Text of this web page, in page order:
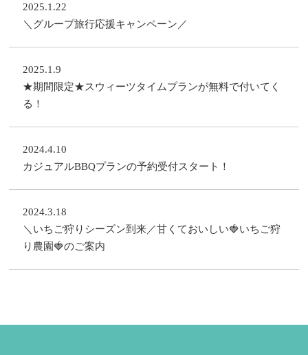
2025.1.22
＼グループ旅行応援キャンペーン／
2025.1.9
★期間限定★スウィーツタイムプランが無料で付いてく
る！
2024.4.10
カジュアルBBQプランの予約受付スタート！
2024.3.18
＼いちご狩りシーズン到来／甘くておいしい🍓いちご狩
り農園🍓のご案内